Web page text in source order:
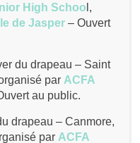
High Schoo l,
de Jasper – Ouvert
du drapeau – Saint
par ACFA
au public.
drapeau – Canmore,
par ACFA